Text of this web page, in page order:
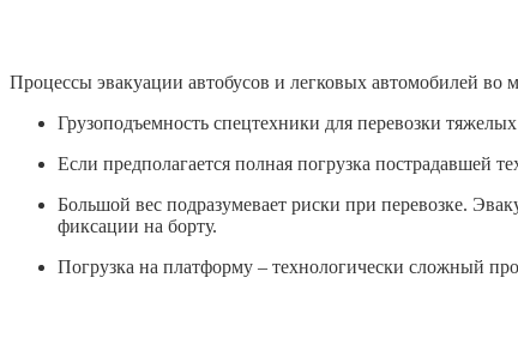
Процессы эвакуации автобусов и легковых автомобилей во
Грузоподъемность спецтехники для перевозки
Если предполагается полная погрузка пострадавшей
Большой вес подразумевает риски при перевозке.
фиксации на борту.
Погрузка на платформу – технологически сложный